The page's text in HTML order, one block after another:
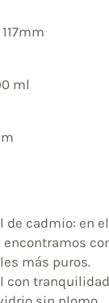
ml
de cadmio: en el
más puros.
con